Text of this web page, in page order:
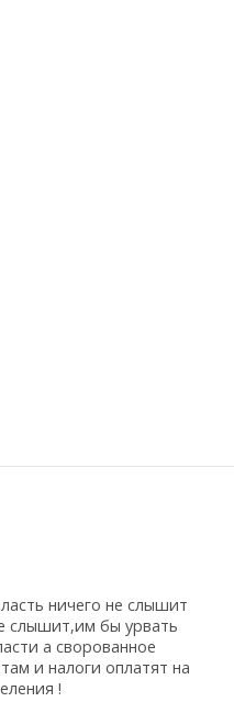
ничего не слышит
слышит,им бы урвать
а сворованное
и налоги оплатят на
!